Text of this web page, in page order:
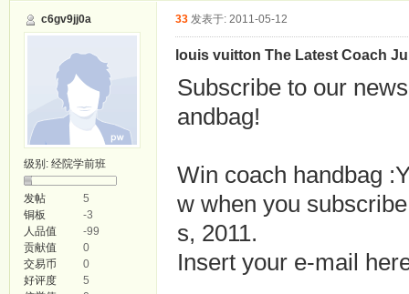
c6gv9jj0a
级别: 经院学前班
发帖
5
铜板
-3
人品值
-99
贡献值
0
交易币
0
好评度
5
33 发表于: 2011-05-12
louis vuitton The Latest Coach
Subscribe to our
andbag!
Win coach handbag
w when you
s, 2011.
Insert your e-mail